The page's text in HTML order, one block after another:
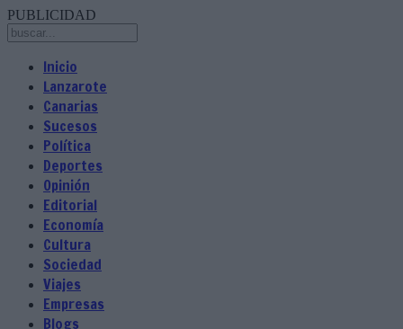
PUBLICIDAD
Inicio
Lanzarote
Canarias
Sucesos
Política
Deportes
Opinión
Editorial
Economía
Cultura
Sociedad
Viajes
Empresas
Blogs